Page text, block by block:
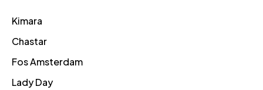
Kimara
Chastar
Fos Amsterdam
Lady Day